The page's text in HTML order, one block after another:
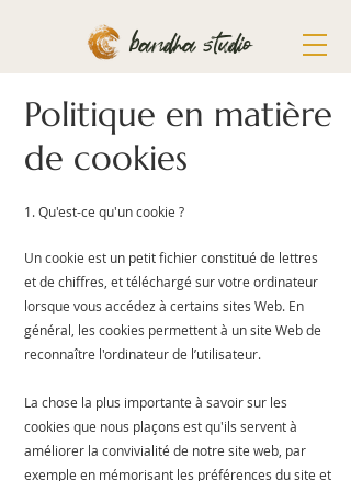
bandha studio
Politique en matière
de cookies
1. Qu'est-ce qu'un cookie ?
Un cookie est un petit fichier constitué de lettres
et de chiffres, et téléchargé sur votre ordinateur
lorsque vous accédez à certains sites Web. En
général, les cookies permettent à un site Web de
reconnaître l'ordinateur de l’utilisateur.
La chose la plus importante à savoir sur les
cookies que nous plaçons est qu'ils servent à
améliorer la convivialité de notre site web, par
exemple en mémorisant les préférences du site et